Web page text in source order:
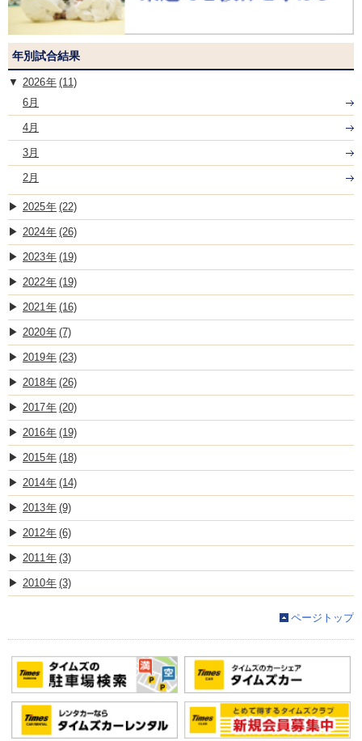
年別試合結果
2026
(11)
6月
4月
3月
2月
2025 (22)
2024 (26)
2023 (19)
2022 (19)
2021 (16)
2020 (7)
2019 (23)
2018 (26)
2017 (20)
2016 (19)
2015 (18)
2014 (14)
2013 (9)
2012 (6)
2011 (3)
2010 (3)
ページトップ